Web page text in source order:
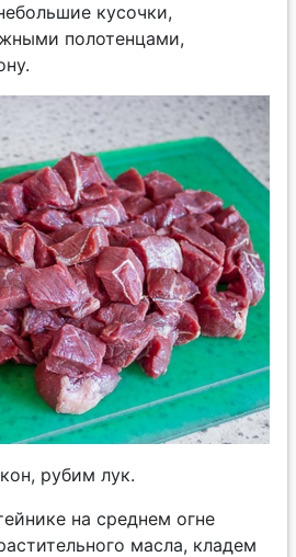
кусочки,
полотенцами,
рубим лук.
на среднем огне
масла, кладем